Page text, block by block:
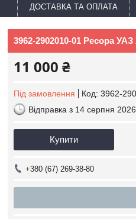
ДОСТАВКА ТА ОПЛАТА
3962-2902010-01 Ресора
11 000 ₴
Під замовлення Код: 3962-
Відправка з 14 серпня 2026
Купити
+380 (67) 269-38-80